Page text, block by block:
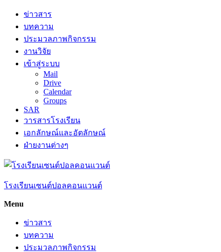
Skip
content
ข่าวสาร
บทความ
ประมวลภาพกิจกรรม
งานวิจัย
เข้าสู่ระบบ
Mail
Drive
Calendar
Groups
SAR
วารสารโรงเรียน
เอกลักษณ์และอัตลักษณ์
ฝ่ายงานต่างๆ
โรงเรียนเซนต์ปอลคอนแวนต์
Menu
ข่าวสาร
บทความ
ประมวลภาพกิจกรรม